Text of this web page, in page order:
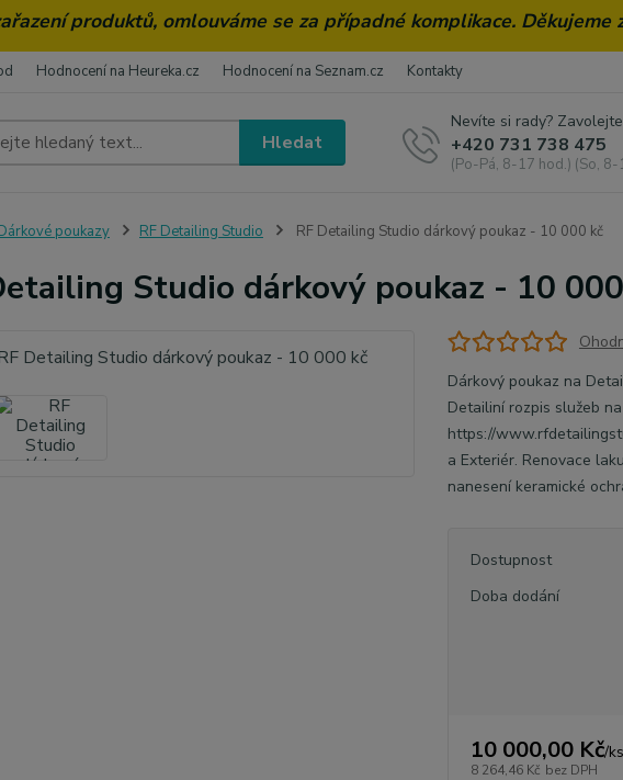
produktů, omlouváme se za případné komplikace. Děkujeme
Hodnocení na Heureka.cz Hodnocení na Seznam.cz Kontakty
Hledat
Nevíte si rady?
+420 731 738 475
(Po-Pá, 8-17 hod.) (So, 8-
poukazy RF Detailing Studio RF Detailing Studio dárkový poukaz - 10 000 kč
Studio dárkový poukaz - 10
Dárkový poukaz na
Detailiní rozpis služeb
https://
a Exteriér. Renovace
nanesení keramické
Dostupnost
Doba dodání
10 000,00 Kč/ks
8 264,46 Kč bez DPH